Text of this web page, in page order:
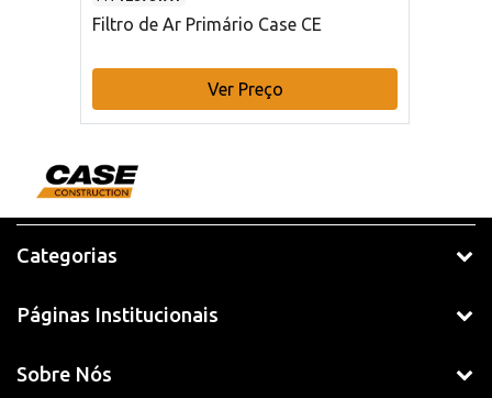
Filtro de Ar Primário Case CE
Ver Preço
Categorias
Páginas Institucionais
Sobre Nós